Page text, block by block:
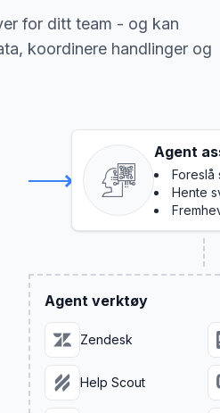
for ditt team - og kan
koordinere handlinger og
Agent
Foreslå
Hente
Agent verktøy
Zendesk
Help Scout